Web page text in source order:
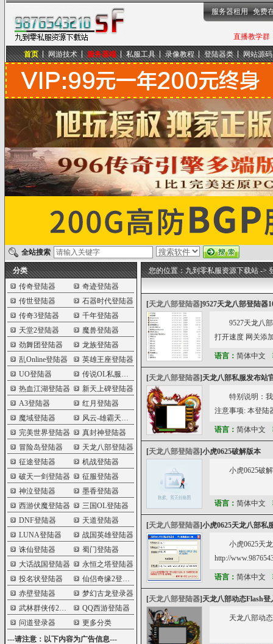
九到零私服资源下载站
直播教学群
服务器租用 免费
首页 网游技术 服务器端 私服工具 录像教程 登陆器类 网站源码
全站搜索
分类
传奇登陆器
奇迹登陆器
传世登陆器
石器时代登陆器
传奇3登陆器
千年登陆器
天堂2登陆器
魔兽登陆器
劲舞团登陆器
龙族登陆器
乱Online登陆器
英雄王座登陆器
UO登陆器
传说OL私服登陆器
热血江湖登陆器
新天上碑登陆器
A3登陆器
红月登陆器
魔域登陆器
风云-雄霸天下登陆器
完美世界登陆器
真封神登陆器
冒险岛登陆器
天龙八部登陆器
征途登陆器
机战登陆器
破天一剑登陆器
征服登陆器
神泣登陆器
墨香登陆器
西游伏魔登陆器
三国OL登陆器
DNF登陆器
天道登陆器
LUNA登陆器
战国英雄登陆器
诛仙登陆器
蜀门登陆器
大话战国登陆器
永恒之塔登陆器
投名状登陆器
仙侣奇缘2登陆器
赤壁登陆器
梦幻古龙登录器
武林群侠传2登陆器
QQ西游登陆器
问道登录器
更多分类
---请注意：以下内容为广告信息---
您的位置：九到零私服资源下载站->
[天龙八部登陆器]9527天龙八部登陆器
9527天龙八
打开速度 网关添
语言： 简体中文
[天龙八部登陆器] 天龙八部私服发布站
特别说明：
注意事项: 本登陆
语言： 简体中文
[天龙八部登陆器]小虎0625破解版本
小虎0625破
语言： 简体中文
[天龙八部登陆器]小虎0625天龙八部私
小虎0625天
http://
语言： 简体中文
[天龙八部登陆器] 天龙八部动态Flash登
天龙八部动